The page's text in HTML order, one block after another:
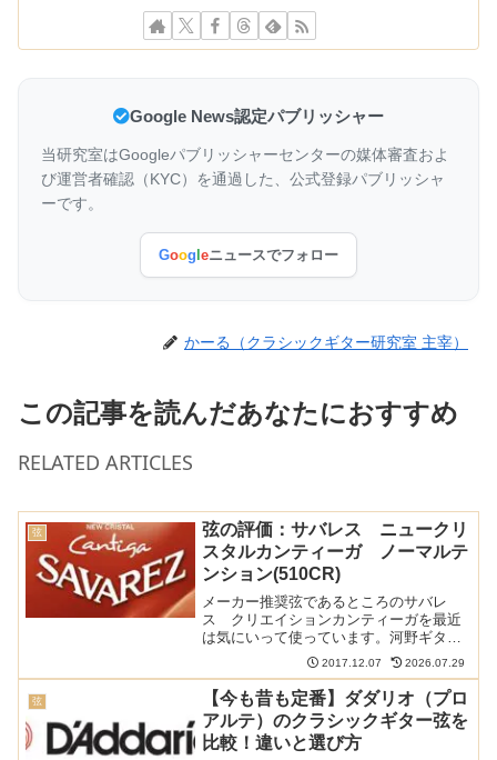
Google News認定パブリッシャー
当研究室はGoogleパブリッシャーセンターの媒体審査およ
び運営者確認（KYC）を通過した、公式登録パブリッシャ
ーです。
Goog eニュースでフォロー
かーる（クラシックギター研究室 主宰）
この記事を読んだあなたにおすすめ
RELATED ARTICLES
弦
弦の評価：サバレス ニュークリ
スタルカンティーガ ノーマルテ
ンション(510CR)
メーカー推奨弦であるところのサバレ
ス クリエイションカンティーガを最近
は気にいって使っています。河野ギター
製作所のHPを見ると、この弦以外に実は
もう2種類推奨弦があります。その1つが
サバレスのニュークリスタルカンティー
ガ(ノーマルテンション...
2017.12.07 2026.07.29
弦
【今も昔も定番】ダダリオ（プロ
アルテ）のクラシックギター弦を
比較！違いと選び方